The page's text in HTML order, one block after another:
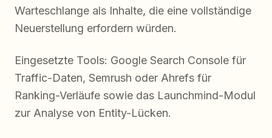
Warteschlange als Inhalte, die eine vollständige
Neuerstellung erfordern würden.
Eingesetzte Tools: Google Search Console für
Traffic-Daten, Semrush oder Ahrefs für
Ranking-Verläufe sowie das Launchmind-Modul
zur Analyse von Entity-Lücken.